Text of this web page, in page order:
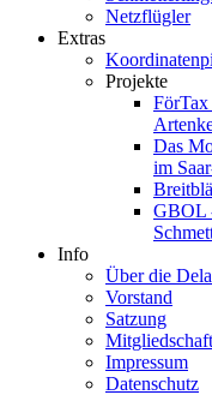
Netzflügler
Extras
Projekte
FörTax
Das
im
GBOL
Info
Über die
Vorstand
Satzung
Mitgliedschaft
Impressum
Datenschutz